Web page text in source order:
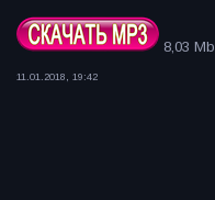
8,03 Mb
11.01.2018, 19:42